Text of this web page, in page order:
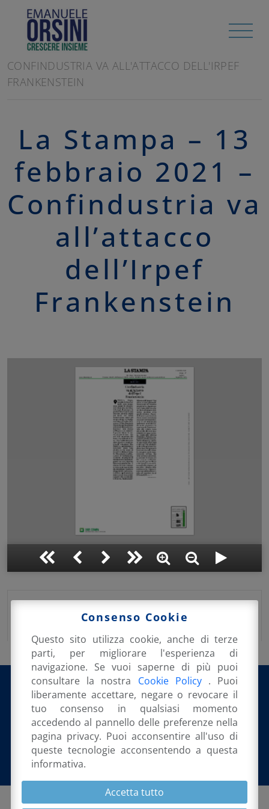
HOME/
RASSEGNA STAMPA
LA STAMPA - 13 FEBBRAIO 2021 -
CONFINDUSTRIA VA ALL'ATTACCO DELL'IRPEF
FRANKENSTEIN
La Stampa – 13
febbraio 2021 –
Confindustria va
all’attacco
dell’Irpef
Frankenstein
Pubblicato su:13 Febbraio 2021
Rassegna Stampa
@orsini_emanuele
Consenso Cookie
Questo sito utilizza cookie, anche di terze
parti, per migliorare l'esperienza di
navigazione. Se vuoi saperne di più puoi
consultare la nostra Cookie Policy . Puoi
liberamente accettare, negare o revocare il
tuo consenso in qualsiasi momento
accedendo al pannello delle preferenze nella
pagina privacy. Puoi acconsentire all'uso di
queste tecnologie acconsentendo a questa
informativa.
Accetta tutto